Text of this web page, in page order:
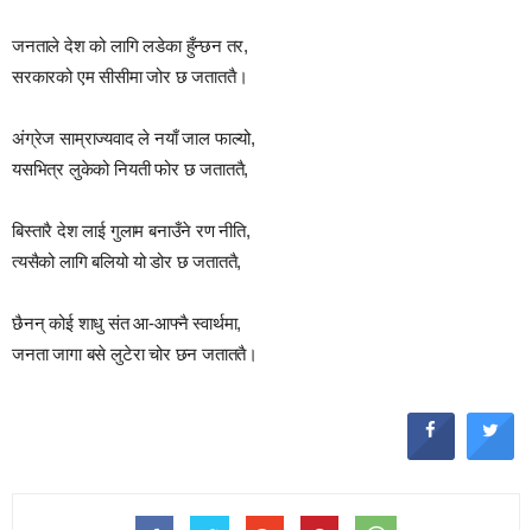
जनताले देश को लागि लडेका हुँन्छन तर,
सरकारको एम सीसीमा जोर छ जताततै।
अंग्रेज साम्राज्यवाद ले नयाँ जाल फाल्यो,
यसभित्र लुकेको नियती फोर छ जताततै,
बिस्तारै देश लाई गुलाम बनाउँने रण नीति,
त्यसैको लागि बलियो यो डोर छ जताततै,
छैनन् कोई शाधु संत आ-आफ्नै स्वार्थमा,
जनता जागा बसे लुटेरा चोर छन जताततै।